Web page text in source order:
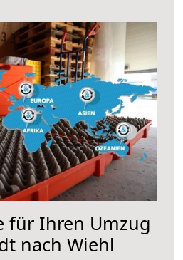
für Ihren Umzug
nach Wiehl